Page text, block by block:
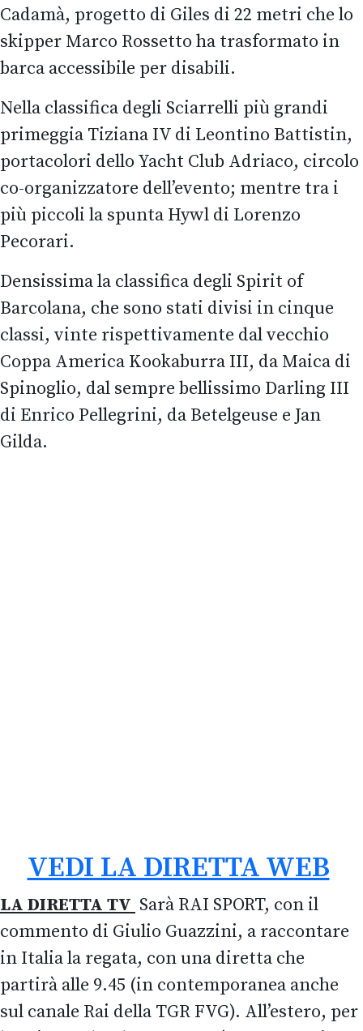
Cadamà, progetto di Giles di 22 metri che lo
skipper Marco Rossetto ha trasformato in
barca accessibile per disabili.
Nella classifica degli Sciarrelli più grandi
primeggia Tiziana IV di Leontino Battistin,
portacolori dello Yacht Club Adriaco, circolo
co-organizzatore dell’evento; mentre tra i
più piccoli la spunta Hywl di Lorenzo
Pecorari.
Densissima la classifica degli Spirit of
Barcolana, che sono stati divisi in cinque
classi, vinte rispettivamente dal vecchio
Coppa America Kookaburra III, da Maica di
Spinoglio, dal sempre bellissimo Darling III
di Enrico Pellegrini, da Betelgeuse e Jan
Gilda.
VEDI LA DIRETTA WEB
LA DIRETTA TV Sarà RAI SPORT, con il
commento di Giulio Guazzini, a raccontare
in Italia la regata, con una diretta che
partirà alle 9.45 (in contemporanea anche
sul canale Rai della TGR FVG). All’estero, per